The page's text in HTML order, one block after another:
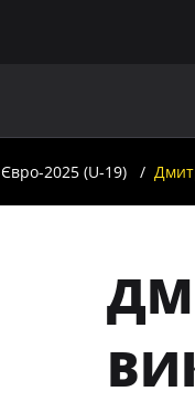
Євро-2025 (U-19)